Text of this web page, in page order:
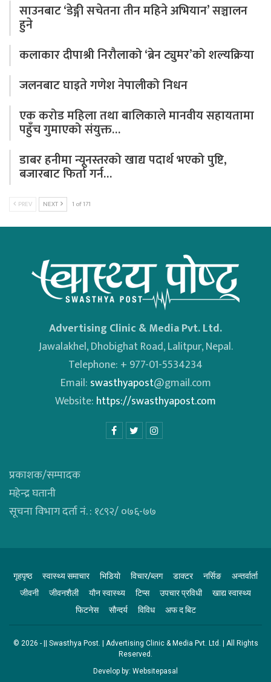
साउनबाट ‘डेङ्गी सचेतना तीन महिने अभियान’ सञ्चालन
हुने
कलाकार दीपाश्री निरौलाको ‘ब्रेन ट्युमर’को शल्यक्रिया
जलनबाट घाइते गणेश नेपालीको निधन
एक करोड महिला तथा बालिकाले मानवीय सहायतामा
पहुँच गुमाएको संयुक्त…
डाबर हनीमा न्यूनस्तरको खाद्य पदार्थ भएको पुष्टि,
बजारबाट फिर्ता गर्न…
PREV NEXT 1 of 171
Advertising Clinic & Media Pvt. Ltd.
Jawalakhel, Dhobighat Road, Lalitpur, Nepal.
Telephone: + 977-01-5534234
Email: swasthyapost@gmail.com
Website: https://swasthyapost.com
प्रकाशक/सम्पादक
महेन्द्र घतानी
सूचना विभाग दर्ता नं. : १८९२/ ०७६-७७
गृहपृष्ठ स्वास्थ्य समाचार भिडियाे विचार/ब्लग डाक्टर नर्सिङ
अन्तर्वार्ता
जीवनी
जीवनशैली याैन स्वास्थ्य टिप्स उपचार प्रविधी
खाद्य स्वास्थ्य
फिटनेस
साैन्दर्य विविध अफ द बिट
© 2026 - || Swasthya Post. | Advertising Clinic & Media Pvt. Ltd. | All Rights
Reserved.
Develop by: Websitepasal